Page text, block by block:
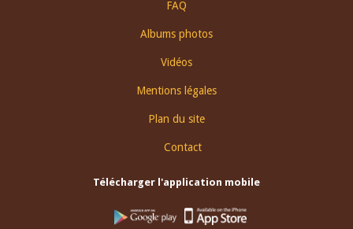
FAQ
Albums photos
Vidéos
Mentions légales
Plan du site
Contact
Télécharger l'application mobile